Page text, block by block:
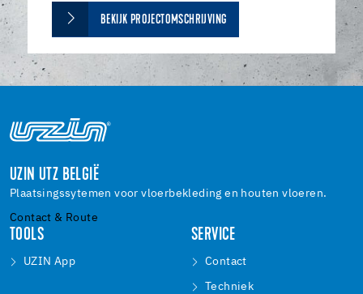
BEKIJK PROJECTOMSCHRIJVING
UZIN UTZ BELGIË
Plaatsingssytemen voor vloerbekleding en houten vloeren.
Contact & Route
TOOLS
UZIN App
SERVICE
Contact
Techniek